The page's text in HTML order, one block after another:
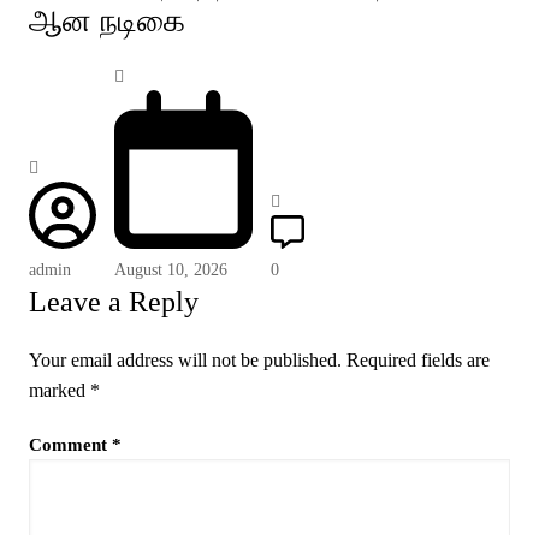
ஆன நடிகை
admin August 10, 2026 0
Leave a Reply
Your email address will not be published. Required fields are
marked *
Comment *